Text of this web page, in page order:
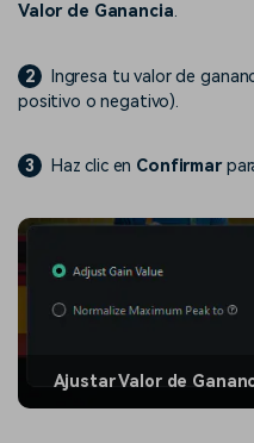
Valor de Ganancia.
2
Ingresa tu valor de
positivo o negativo).
3 Haz clic en Confirmar
Ajustar Valor de